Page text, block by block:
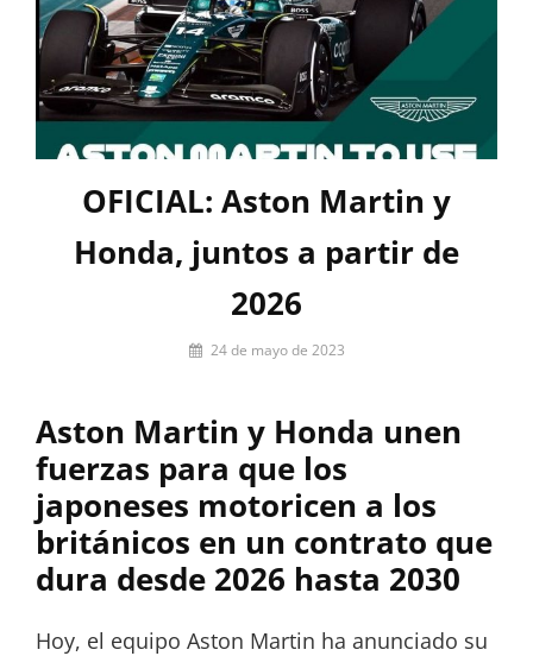
OFICIAL: Aston Martin y
Honda, juntos a partir de
2026
Por 24 de mayo de 2023
Aston Martin y Honda unen
fuerzas para que los
japoneses motoricen a los
británicos en un contrato que
dura desde 2026 hasta 2030
Hoy, el equipo Aston Martin ha anunciado su